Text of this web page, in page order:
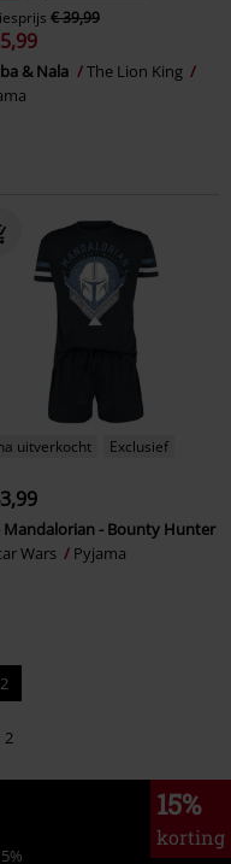
€ 39,99
& Nala
The Lion King
uitverkocht Exclusief
Mandalorian - Bounty Hunter
Wars
Pyjama
2
2
15%
korting